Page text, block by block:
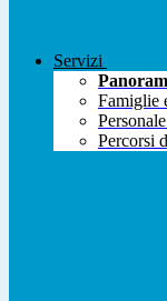
Servizi
Famiglie
Percorsi